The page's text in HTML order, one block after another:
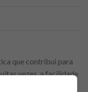
que contribui para
vezes, a facilidade
induzem ao